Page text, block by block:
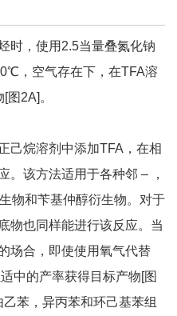
时，使用2.5当量叠氮化钠
，空气存在下，在TFA溶
[图2A]。
己烷溶剂中添加TFA，在相
。该方法适用于各种邻 – ，
物和苄基仲醇衍生物。对于
物也同样能进行该反应。当
场合，即使使用氧气代替
中的产率获得目标产物[图
苯，异丙苯和环己基苯组